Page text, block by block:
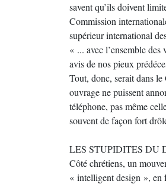
savent qu’ils doivent
Commission
supérieur international
« ... avec l’ensemble
avis de nos pieux
Tout, donc, serait dans
ouvrage ne puissent
téléphone, pas même
souvent de façon fort
LES STUPIDITES DU
Côté chrétiens, un
« intelligent design », en